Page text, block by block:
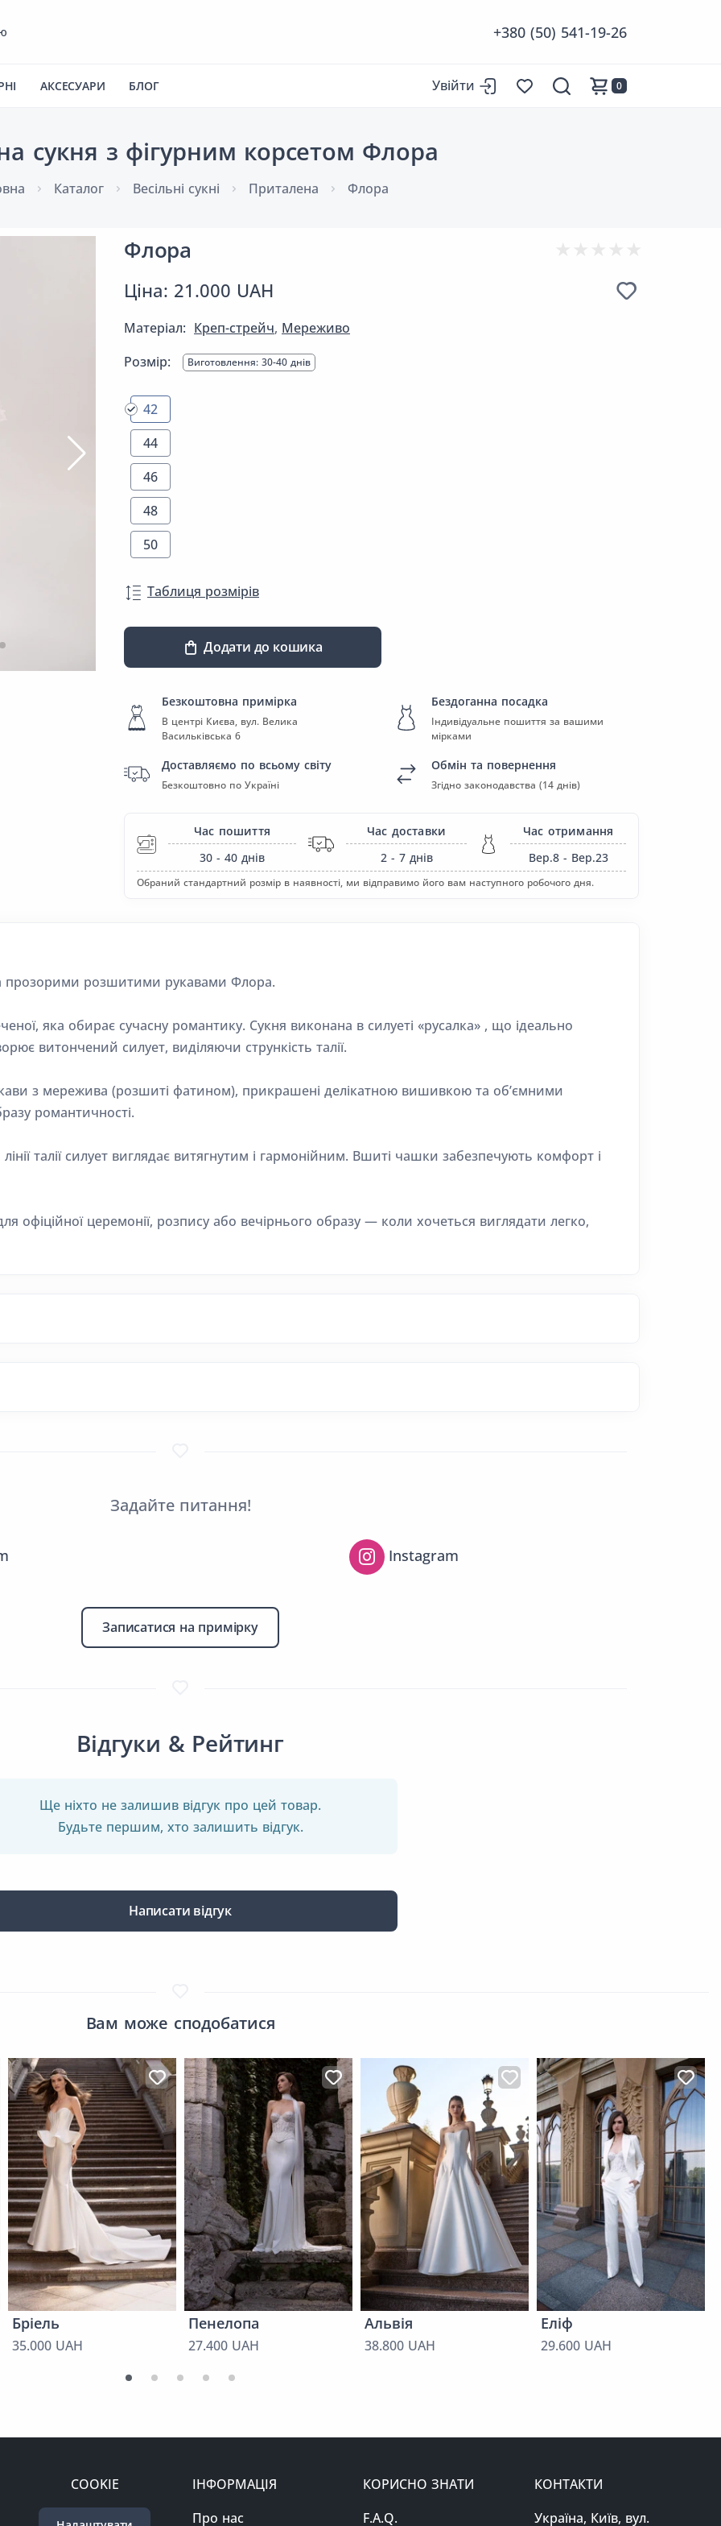
+380 (50) 541-19-26
АКСЕСУАРИ БЛОГ Увійти 0
сукня з фігурним корсетом Флора
Каталог Весільні сукні Приталена Флора
Флора
Ціна: 21.000 UAH
Матеріал: Креп-стрейч, Мереживо
Розмір:
Виготовлення: 30-40 днів
42
44
46
48
50
Таблиця розмірів
Додати до кошика
Безкоштовна примірка
В центрі Києва, вул. Велика
Васильківська 6
Бездоганна посадка
Індивідуальне пошиття за вашими
мірками
Доставляємо по всьому світу
Безкоштовно по Україні
Обмін та повернення
Згідно законодавства (14 днів)
Час пошиття
30 - 40 днів
Час доставки
2 - 7 днів
Час отримання
Вер.8 - Вер.23
Обраний стандартний розмір в наявності, ми відправимо його вам наступного робочого дня.
прозорими розшитими рукавами Флора.
яка обирає сучасну романтику. Сукня виконана в силуеті «русалка» , що ідеально
витончений силует, виділяючи стрункість талії.
з мережива (розшиті фатином), прикрашені делікатною вишивкою та об’ємними
романтичності.
талії силует виглядає витягнутим і гармонійним. Вшиті чашки забезпечують комфорт і
офіційної церемонії, розпису або вечірнього образу — коли хочеться виглядати легко,
Задайте питання!
Instagram
Записатися на примірку
Відгуки & Рейтинг
Ще ніхто не залишив відгук про цей товар.
Будьте першим, хто залишить відгук.
Написати відгук
Вам може сподобатися
Бріель
35.000 UAH
Пенелопа
27.400 UAH
Альвія
38.800 UAH
Еліф
29.600 UAH
COOKIE
ІНФОРМАЦІЯ
Про нас
КОРИСНО ЗНАТИ
F.A.Q.
КОНТАКТИ
Україна, Київ, вул.